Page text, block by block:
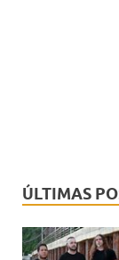
ÚLTIMAS